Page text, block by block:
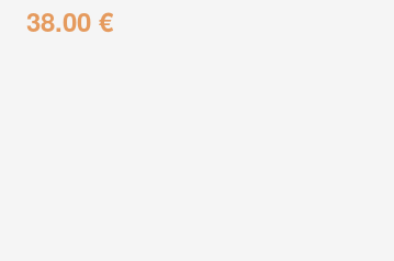
38.00 €